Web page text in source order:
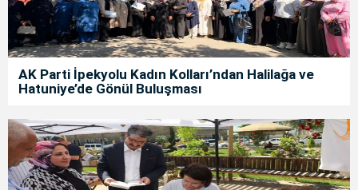
AK Parti İpekyolu Kadın Kolları’ndan Halilağa ve
Hatuniye’de Gönül Buluşması